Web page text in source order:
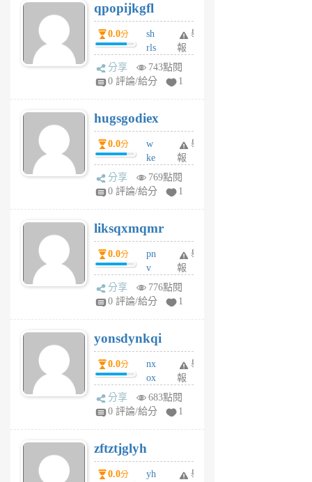
6
個
月
前
qpopijkgfl
0.0分
sh
rls
k
m
6
個
月
前
舉
報
分享
743點閱
0 評論/給分
1
hugsgodiex
0.0分
w
ke
rv
pj
6
個
月
前
舉
報
分享
769點閱
0 評論/給分
1
liksqxmqmr
0.0分
pn
v
wt
sv
6
個
月
前
舉
報
分享
776點閱
0 評論/給分
1
yonsdynkqi
0.0分
nx
ox
rh
pe
月
前
舉
報
分享
683點閱
0 評論/給分
1
zftztjglyh
0.0分
yh
舉